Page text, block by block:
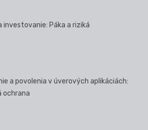
investovanie: Páka a riziká
a povolenia v úverových aplikáciách:
ochrana